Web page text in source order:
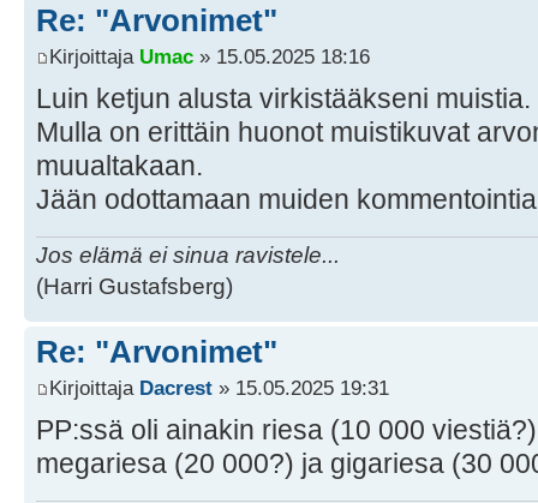
Re: "Arvonimet"
Kirjoittaja Umac » 15.05.2025 18:16
Luin ketjun alusta virkistääkseni muistia.
Mulla on erittäin huonot muistikuvat
muualtakaan.
Jään odottamaan muiden
Jos elämä ei sinua ravistele...
(Harri Gustafsberg)
Re: "Arvonimet"
Kirjoittaja Dacrest » 15.05.2025 19:31
PP:ssä oli ainakin riesa (10 000
megariesa (20 000?) ja gigariesa (30